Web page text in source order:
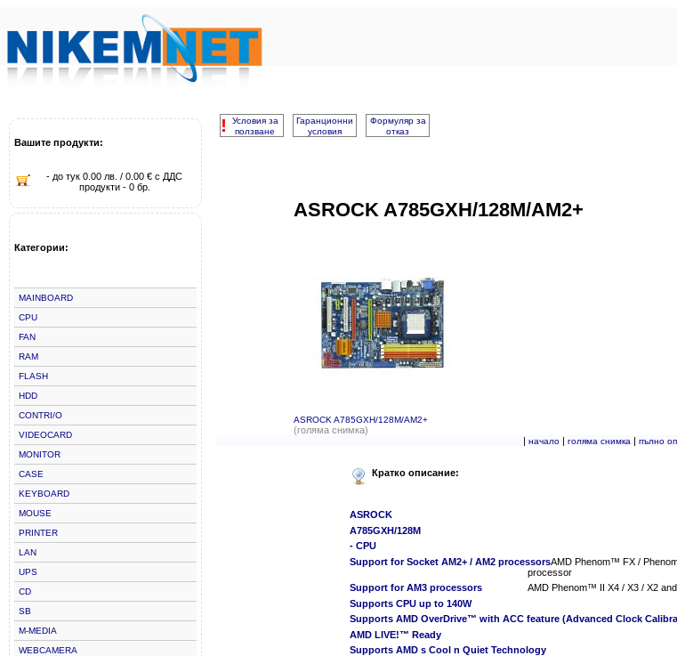
Вашите продукти:
- до тук 0.00 лв. / 0.00 € с ДДС
продукти - 0 бр.
Категории:
MAINBOARD
CPU
FAN
RAM
FLASH
HDD
CONTRI/O
VIDEOCARD
MONITOR
CASE
KEYBOARD
MOUSE
PRINTER
LAN
UPS
CD
SB
M-MEDIA
WEBCAMERA
!
Условия за
ползване
Гаранционни
условия
Формуляр за
отказ
ASROCK A785GXH/128M/AM2+
ASROCK A785GXH/128M/AM2+
(голяма снимка)
| начало| голяма снимка | пълно
Кратко описание:
ASROCK
A785GXH/128M
- CPU
Support for Socket AM2+ / AM2 processorsAMD Phenom™ FX /
processor
Support for AM3 processors
AMD Phenom™ II X4 / X3 / X2
Supports CPU up to 140W
Supports AMD OverDrive™ with ACC feature (Advanced Clock
AMD LIVE!™ Ready
Supports AMD s Cool n Quiet Technology